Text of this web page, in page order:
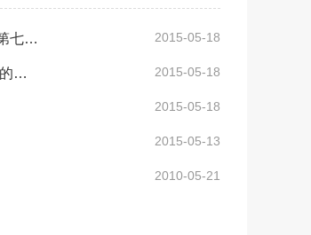
西藏城市发展投资股份有限公司关于员工大会选举沈文女士、吴素芬女士为公司第七届监事会职工监事的公告 2015-05-18
西藏珠峰工业股份有限公司《关于对西藏珠峰工业股份有限公司2014年年度报告的事后审核意见函》的回复 2015-05-18
2015-05-18
2015-05-13
2010-05-21